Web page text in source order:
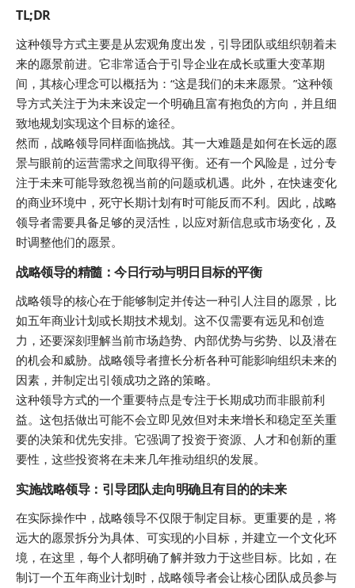
TL;DR
这种领导方式主要是从宏观角度出发，引导团队或组织朝着未
来的愿景前进。它非常适合于引导企业在成长或重大变革期
间，其核心理念可以概括为：“这是我们的未来愿景。”这种领
导方式关注于为未来设定一个明确且富有抱负的方向，并且细
致地规划实现这个目标的途径。
然而，战略领导同样面临挑战。其一大难题是如何在长远的愿
景与眼前的运营需求之间取得平衡。还有一个风险是，过分专
注于未来可能导致忽视当前的问题或机遇。此外，在快速变化
的商业环境中，死守长期计划有时可能反而不利。因此，战略
领导者需要具备足够的灵活性，以应对新信息或市场变化，及
时调整他们的愿景。
战略领导的精髓：今日行动与明日目标的平衡
战略领导的核心在于能够制定并传达一种引人注目的愿景，比
如五年商业计划或长期技术规划。这不仅需要有远见和创造
力，还要深刻理解当前市场趋势、内部优势与劣势、以及潜在
的机会和威胁。战略领导者擅长分析各种可能影响组织未来的
因素，并制定出引领成功之路的策略。
这种领导方式的一个重要特点是专注于长期成功而非眼前利
益。这包括做出可能不会立即见效但对未来增长和稳定至关重
要的决策和优先安排。它强调了投资于资源、人才和创新的重
要性，这些投资将在未来几年推动组织的发展。
实施战略领导：引导团队走向明确且有目的的未来
在实际操作中，战略领导不仅限于制定目标。更重要的是，将
远大的愿景拆分为具体、可实现的小目标，并建立一个文化环
境，在这里，每个人都明确了解并致力于这些目标。比如，在
制订一个五年商业计划时，战略领导者会让核心团队成员参与